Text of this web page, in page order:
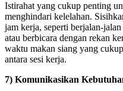
Istirahat yang cukup penting
menghindari kelelahan.
jam kerja, seperti berjalan-
atau berbicara dengan rekan
waktu makan siang yang
antara sesi kerja.
7) Komunikasikan